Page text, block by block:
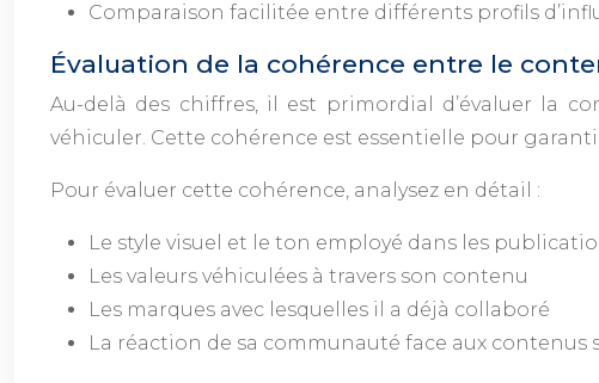
Comparaison facilitée entre différents profils
Évaluation de la cohérence entre le
Au-delà des chiffres, il est primordial d’évaluer la
véhiculer. Cette cohérence est essentielle pour
Pour évaluer cette cohérence, analysez en détail :
Le style visuel et le ton employé dans les
Les valeurs véhiculées à travers son contenu
Les marques avec lesquelles il a déjà collaboré
La réaction de sa communauté face aux contenus